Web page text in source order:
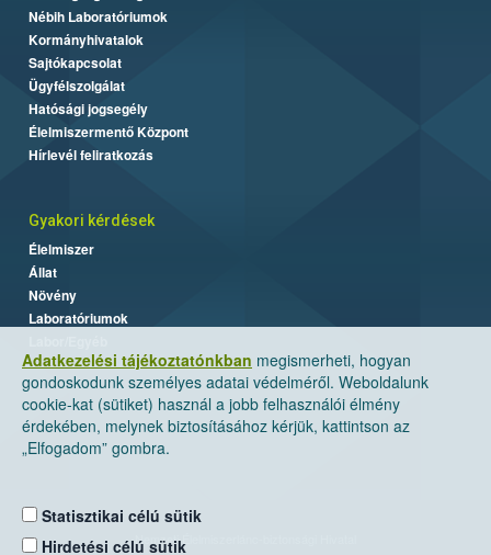
Adatkezelési tájékoztatónkban megismerheti, hogyan
gondoskodunk személyes adatai védelméről. Weboldalunk
cookie-kat (sütiket) használ a jobb felhasználói élmény
érdekében, melynek biztosításához kérjük, kattintson az
„Elfogadom” gombra.
Statisztikai célú sütik
Hirdetési célú sütik
Nébih Laboratóriumok
Kormányhivatalok
Sajtókapcsolat
Ügyfélszolgálat
Hatósági jogsegély
Élelmiszermentő Központ
Hírlevél feliratkozás
Gyakori kérdések
Élelmiszer
Állat
Növény
Laboratóriumok
Nemzeti Élelmiszerlánc-biztonsági Hivatal